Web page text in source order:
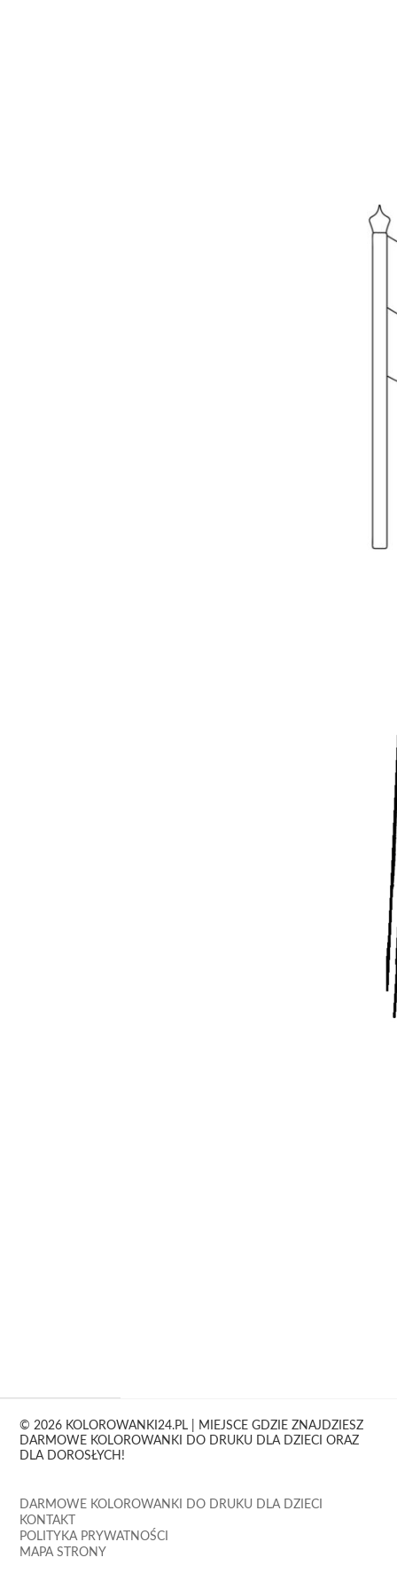
© 2026 KOLOROWANKI24.PL | MIEJSCE GDZIE ZNAJDZIESZ
DARMOWE KOLOROWANKI DO DRUKU DLA DZIECI ORAZ
DLA DOROSŁYCH!
DARMOWE KOLOROWANKI DO DRUKU DLA DZIECI
KONTAKT
POLITYKA PRYWATNOŚCI
MAPA STRONY